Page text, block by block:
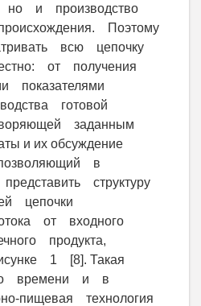
но и производство
Поэтому
всю цепочку
от получения
показателями
готовой
заданным
и их обсуждение
в
структуру
цепочки
от входного
продукта,
1 [8]. Такая
времени и в
пищевая технология